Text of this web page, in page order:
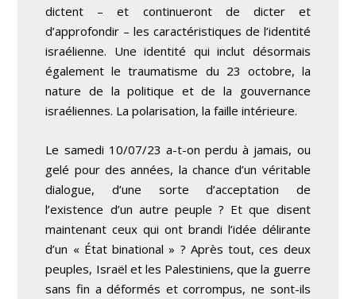
dictent – ​​et continueront de dicter et
d’approfondir – les caractéristiques de l’identité
israélienne. Une identité qui inclut désormais
également le traumatisme du 23 octobre, la
nature de la politique et de la gouvernance
israéliennes. La polarisation, la faille intérieure.
Le samedi 10/07/23 a-t-on perdu à jamais, ou
gelé pour des années, la chance d’un véritable
dialogue, d’une sorte d’acceptation de
l’existence d’un autre peuple ? Et que disent
maintenant ceux qui ont brandi l’idée délirante
d’un « État binational » ? Après tout, ces deux
peuples, Israël et les Palestiniens, que la guerre
sans fin a déformés et corrompus, ne sont-ils